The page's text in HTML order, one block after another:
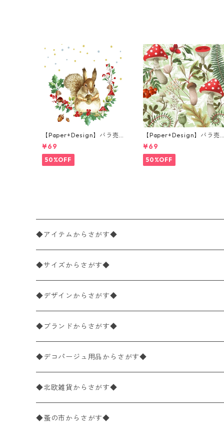
【Paper+Design】バラ売
り2枚 ランチサイズ ペーパ
ーナプキン Forest Squirrel
ホワイト
¥69
50%OFF
【Paper+Design】バラ売
り2枚 ランチサイズ ペーパ
ーナプキン Forest Fungi
リーン
¥69
50%OFF
◆アイテムからさがす◆
ペーパーナプキン2枚バラ売り
ペーパーナプキン1枚バラ売り
ペーパーナプキン20枚入りパック
ペーパーナプキン10枚入りパック
ライスペーパー
ペーパーリネンナプキン
◆サイズからさがす◆
33×33cm（ランチサイズ）
バラ売り
パック売り
25×25cm（カクテルサイズ）
バラ売り
パック売り
40×40cm（ディナーサイズ）
バラ売り
パック売り
21×21cm（ポケットサイズ）
バラ売り
33cm（ラウンド）
◆デザインからさがす◆
花柄
植物・グリーン柄
動物・鳥・昆虫・蝶柄
海・魚柄
◆ブランドからさがす◆
ドイツ製 IHR/イア
ランチサイズ
カクテルサイズ
ドイツ製 Ambiente/アンビエンテ
ランチサイズ
ドイツ製 Paperproducts Design
◆デコパージュ用品からさがす◆
デコパージュ液
デコパージュ下地
◆北欧雑貨からさがす◆
シリコンモールド
◆蚤の市からさがす◆